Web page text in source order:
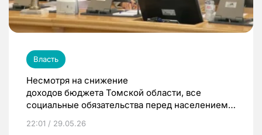
Власть
Несмотря на снижение
доходов бюджета Томской области, все
социальные обязательства перед населением
22:01 / 29.05.26